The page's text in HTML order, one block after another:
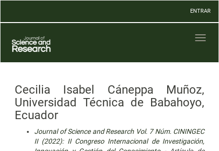
Contenido
Barra
lateral
ENTRAR
Cecilia Isabel Cáneppa Muñoz,
Universidad Técnica de Babahoyo,
Ecuador
Journal of Science and Research Vol. 7 Núm. CININGEC
II (2022): II Congreso Internacional de Investigación,